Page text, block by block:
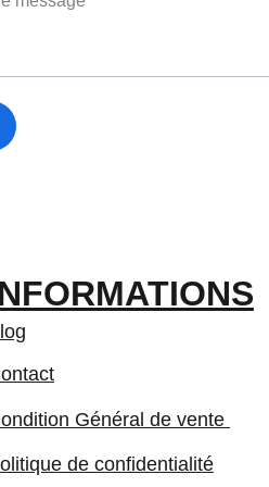
de confidentialité
Général de vente